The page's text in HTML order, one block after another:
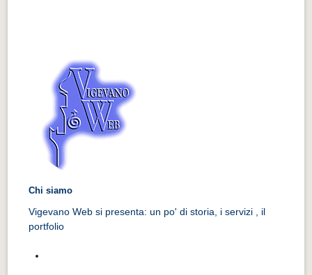
Chi siamo
Vigevano Web si presenta: un po' di storia, i servizi , il
portfolio